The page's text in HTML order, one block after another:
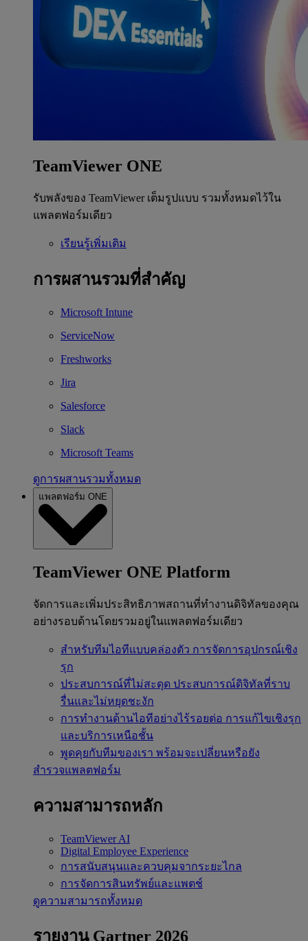
TeamViewer ONE
รับพลังของ TeamViewer เต็มรูปแบบ รวมทั้งหมดไว้ใน
แพลตฟอร์มเดียว
เรียนรู้เพิ่มเติม
การผสานรวมที่สำคัญ
Microsoft Intune
ServiceNow
Freshworks
Jira
Salesforce
Slack
Microsoft Teams
ดูการผสานรวมทั้งหมด
แพลตฟอร์ม ONE
TeamViewer ONE Platform
จัดการและเพิ่มประสิทธิภาพสถานที่ทำงานดิจิทัลของคุณ
อย่างรอบด้านโดยรวมอยู่ในแพลตฟอร์มเดียว
สำหรับทีมไอทีแบบคล่องตัว การจัดการอุปกรณ์เชิง
รุก
ประสบการณ์ที่ไม่สะดุด ประสบการณ์ดิจิทัลที่ราบ
รื่นและไม่หยุดชะงัก
การทำงานด้านไอทีอย่างไร้รอยต่อ การแก้ไขเชิงรุก
และบริการเหนือชั้น
พูดคุยกับทีมของเรา พร้อมจะเปลี่ยนหรือยัง
สำรวจแพลตฟอร์ม
ความสามารถหลัก
TeamViewer AI
Digital Employee Experience
การสนับสนุนและควบคุมจากระยะไกล
การจัดการสินทรัพย์และแพตช์
ดูความสามารถทั้งหมด
รายงาน Gartner 2026